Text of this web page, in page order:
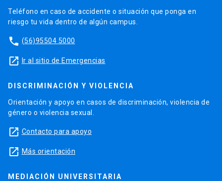
Teléfono en caso de accidente o situación que ponga en
riesgo tu vida dentro de algún campus.
phone (56)95504 5000
launch Ir al sitio de Emergencias
DISCRIMINACIÓN Y VIOLENCIA
Orientación y apoyo en casos de discriminación, violencia de
género o violencia sexual.
launch Contacto para apoyo
launch Más orientación
MEDIACIÓN UNIVERSITARIA